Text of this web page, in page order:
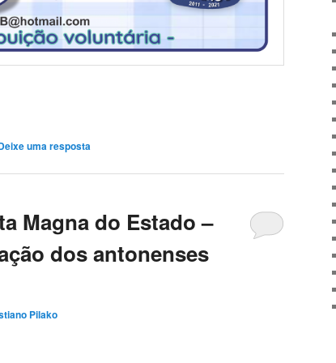
uma resposta
Magna do Estado –
dos antonenses
Pilako